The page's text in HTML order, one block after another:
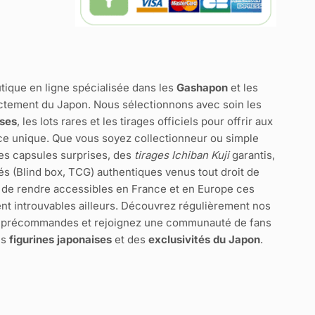
en ligne spécialisée dans les Gashaponet les
du Japon. Nous sélectionnons avec soin les
, les lots rares et les tirages officiels pour offrir aux
unique. Que vous soyez collectionneur ou simple
capsules surprises, des tirages Ichiban Kujigarantis,
(Blind box, TCG) authentiques venus tout droit de
rendre accessibles en France et en Europe ces
introuvables ailleurs. Découvrez régulièrement nos
et rejoignez une communauté de fans
figurines japonaises et des exclusivités du Japon.